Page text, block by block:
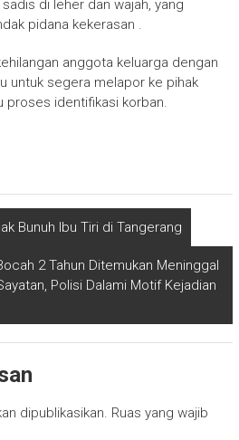
di leher dan wajah, yang
pidana kekerasan .
anggota keluarga dengan
untuk segera melapor ke pihak
proses identifikasi korban.
Bunuh Ibu Tiri di Tangerang
2 Tahun Ditemukan Meninggal
Polisi Dalami Motif Kejadian
dipublikasikan. Ruas yang wajib